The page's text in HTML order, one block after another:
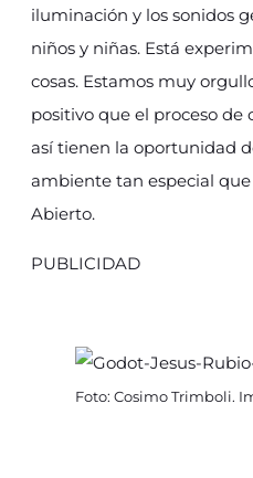
iluminación y los sonidos
niños y niñas. Está
cosas. Estamos muy
positivo que el proceso de
así tienen la oportunidad
ambiente tan especial que
Abierto.
PUBLICIDAD
Foto: Cosimo Trimboli.